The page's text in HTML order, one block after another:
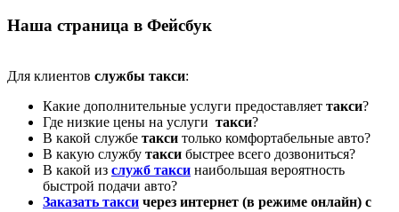
Наша страница в Фейсбук
Для клиентов службы такси:
Какие дополнительные услуги предоставляет такси?
Где низкие цены на услуги такси?
В какой службе такси только комфортабельные авто?
В какую службу такси быстрее всего дозвониться?
В какой из служб такси наибольшая вероятность
быстрой подачи авто?
Заказать такси через интернет (в режиме онлайн) с